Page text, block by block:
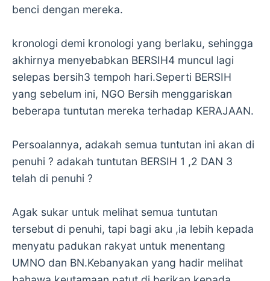
benci dengan mereka.
kronologi demi kronologi yang berlaku, sehingga
akhirnya menyebabkan BERSIH4 muncul lagi
selepas bersih3 tempoh hari.Seperti BERSIH
yang sebelum ini, NGO Bersih menggariskan
beberapa tuntutan mereka terhadap KERAJAAN.
Persoalannya, adakah semua tuntutan ini akan di
penuhi ? adakah tuntutan BERSIH 1 ,2 DAN 3
telah di penuhi ?
Agak sukar untuk melihat semua tuntutan
tersebut di penuhi, tapi bagi aku ,ia lebih kepada
menyatu padukan rakyat untuk menentang
UMNO dan BN.Kebanyakan yang hadir melihat